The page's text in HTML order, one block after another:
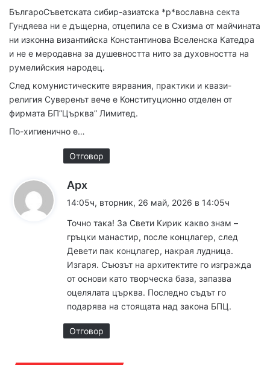
БългароСъветската сибир-азиатска *р*вославна секта
Гундяева ни е дъщерна, отцепила се в Схизма от майчината
ни изконна византийска Константинова Вселенска Катедра
и не е меродавна за душевността нито за духовността на
румелийския народец.
След комунистическите вярвания, практики и квази-
религия Суверенът вече е Конституционно отделен от
фирмата БП”Църква” Лимитед.
По-хигиенично е…
Отговор
Арх
а
а
:
14:05ч, вторник, 26 май, 2026 в 14:05ч
Точно така! За Свети Кирик какво знам –
гръцки манастир, после концлагер, след
Девети пак концлагер, накрая лудница.
Изгаря. Съюзът на архитектите го изгражда
от основи като творческа база, запазва
оцелялата църква. Последно съдът го
подарява на стоящата над закона БПЦ.
Отговор